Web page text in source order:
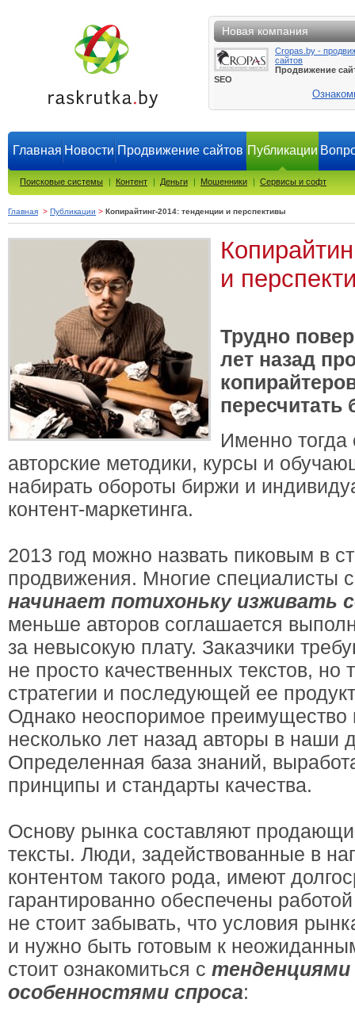
Новая компания
Cropas.by -
сайтов
Продвижение
SEO
Главная Новости Продвижение сайтов Публикации
Поисковые системы | Контент | Деньги | Мошенники | Сервисы и софт
Главная > Публикации > Копирайтинг-2014: тенденции и перспективы
и
Трудно
лет назад
пересчитать
Именно тогда
авторские методики, курсы и
набирать обороты биржи и
контент-маркетинга.
2013 год можно назвать пиковым в
продвижения. Многие специалисты
начинает потихоньку изживать
меньше авторов соглашается
за невысокую плату. Заказчики
не просто качественных текстов, но
стратегии и последующей ее
Однако неоспоримое преимущество
несколько лет назад авторы в наши
Определенная база знаний,
принципы и стандарты качества.
Основу рынка составляют
тексты. Люди, задействованные в
контентом такого рода, имеют
гарантированно обеспечены
не стоит забывать, что условия
и нужно быть готовым к
стоит ознакомиться с тенденциями
особенностями спроса: